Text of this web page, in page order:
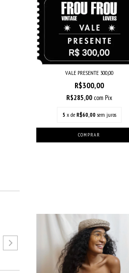
VALE PRESENTE 300,00
R$300,00
R$285,00 com Pix
5 x de R$60,00 sem juros